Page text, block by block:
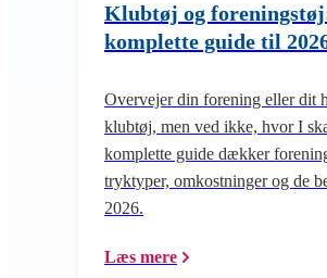
Klubtøj og
komplette guide til
Overvejer din forening eller dit
klubtøj, men ved ikke, hvor I
komplette guide dækker
tryktyper, omkostninger og de
2026.
Læs mere